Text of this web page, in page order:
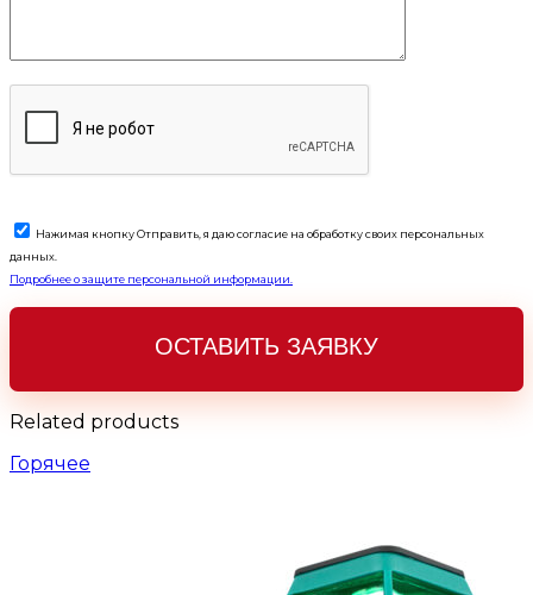
Нажимая кнопку Отправить, я даю согласие на обработку своих персональных
данных.
Подробнее о защите персональной информации.
Related products
Горячее